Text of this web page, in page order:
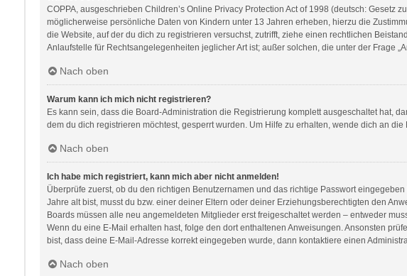
COPPA, ausgeschrieben Children’s Online Privacy Protection Act of 1998 (deutsch:
möglicherweise persönliche Daten von Kindern unter 13 Jahren erheben, hierzu die
die Website, auf der du dich zu registrieren versuchst, zutrifft, ziehe einen rechtlichen
Anlaufstelle für Rechtsangelegenheiten jeglicher Art ist; außer solchen, die unter der Frage
Nach oben
Warum kann ich mich nicht registrieren?
Es kann sein, dass die Board-Administration die Registrierung komplett ausgeschaltet hat,
dem du dich registrieren möchtest, gesperrt wurden. Um Hilfe zu erhalten, wende dich an die
Nach oben
Ich habe mich registriert, kann mich aber nicht anmelden!
Überprüfe zuerst, ob du den richtigen Benutzernamen und das richtige Passwort
Jahre alt bist, musst du bzw. einer deiner Eltern oder deiner Erziehungsberechtigten den
Boards müssen alle neu angemeldeten Mitglieder erst freigeschaltet werden – entweder
Wenn du eine E-Mail erhalten hast, folge den dort enthaltenen Anweisungen. Ansonsten
bist, dass deine E-Mail-Adresse korrekt eingegeben wurde, dann kontaktiere einen
Nach oben